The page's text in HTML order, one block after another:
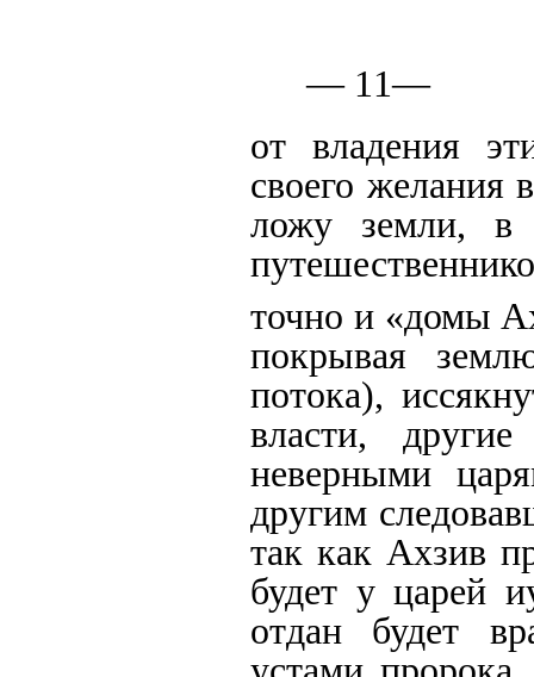
— 11—
от владения
своего желания
ложу земли, в
точно и «домы
покрывая
потока),
власти,
неверными
другим
так как Ахзив
будет у царей
отдан будет